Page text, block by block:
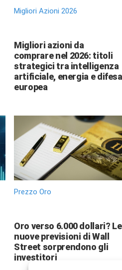
Migliori Azioni 2026
Migliori azioni da
comprare nel 2026: titoli
strategici tra intelligenza
artificiale, energia e difesa
europea
Prezzo Oro
Oro verso 6.000 dollari? Le
nuove previsioni di Wall
Street sorprendono gli
investitori